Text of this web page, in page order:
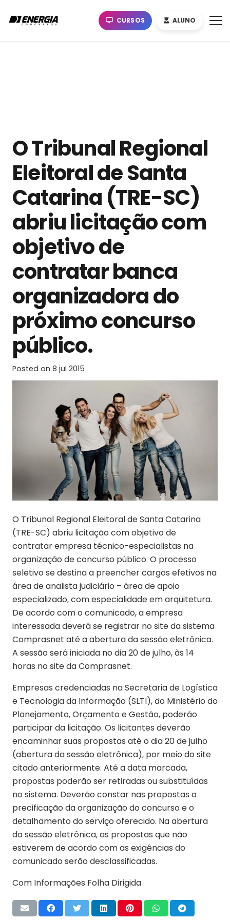
CURSOS ALUNO
O Tribunal Regional
Eleitoral de Santa
Catarina (TRE-SC)
abriu licitação com
objetivo de
contratar banca
organizadora do
próximo concurso
público.
Posted on 8 jul 2015
O Tribunal Regional Eleitoral de Santa Catarina
(TRE-SC) abriu licitação com objetivo de
contratar empresa técnico-especialistas na
organização de concurso público. O processo
seletivo se destina a preencher cargos efetivos na
área de analista judiciário – área de apoio
especializado, com especialidade em arquitetura.
De acordo com o comunicado, a empresa
interessada deverá se registrar no site da sistema
Comprasnet até a abertura da sessão eletrônica.
A sessão será iniciada no dia 20 de julho, às 14
horas no site da Comprasnet.
Empresas credenciadas na Secretaria de Logística
e Tecnologia da Informação (SLTI), do Ministério do
Planejamento, Orçamento e Gestão, poderão
participar da licitação. Os licitantes deverão
encaminhar suas propostas até o dia 20 de julho
(abertura da sessão eletrônica), por meio do site
citado anteriormente. Até a data marcada,
propostas poderão ser retiradas ou substituídas
no sistema. Deverão constar nas propostas a
precificação da organização do concurso e o
detalhamento do serviço oferecido. Na abertura
da sessão eletrônica, as propostas que não
estiverem de acordo com as exigências do
comunicado serão desclassificadas.
Com Informações Folha Dirigida